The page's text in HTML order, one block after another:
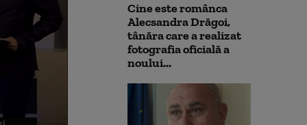
Cine este românca
Alecsandra Drăgoi,
tânăra care a realizat
fotografia oficială a
noului...